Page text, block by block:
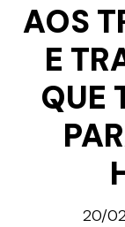
AOS
E
QUE
20/